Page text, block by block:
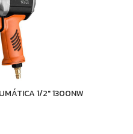
1/2" 1300NW